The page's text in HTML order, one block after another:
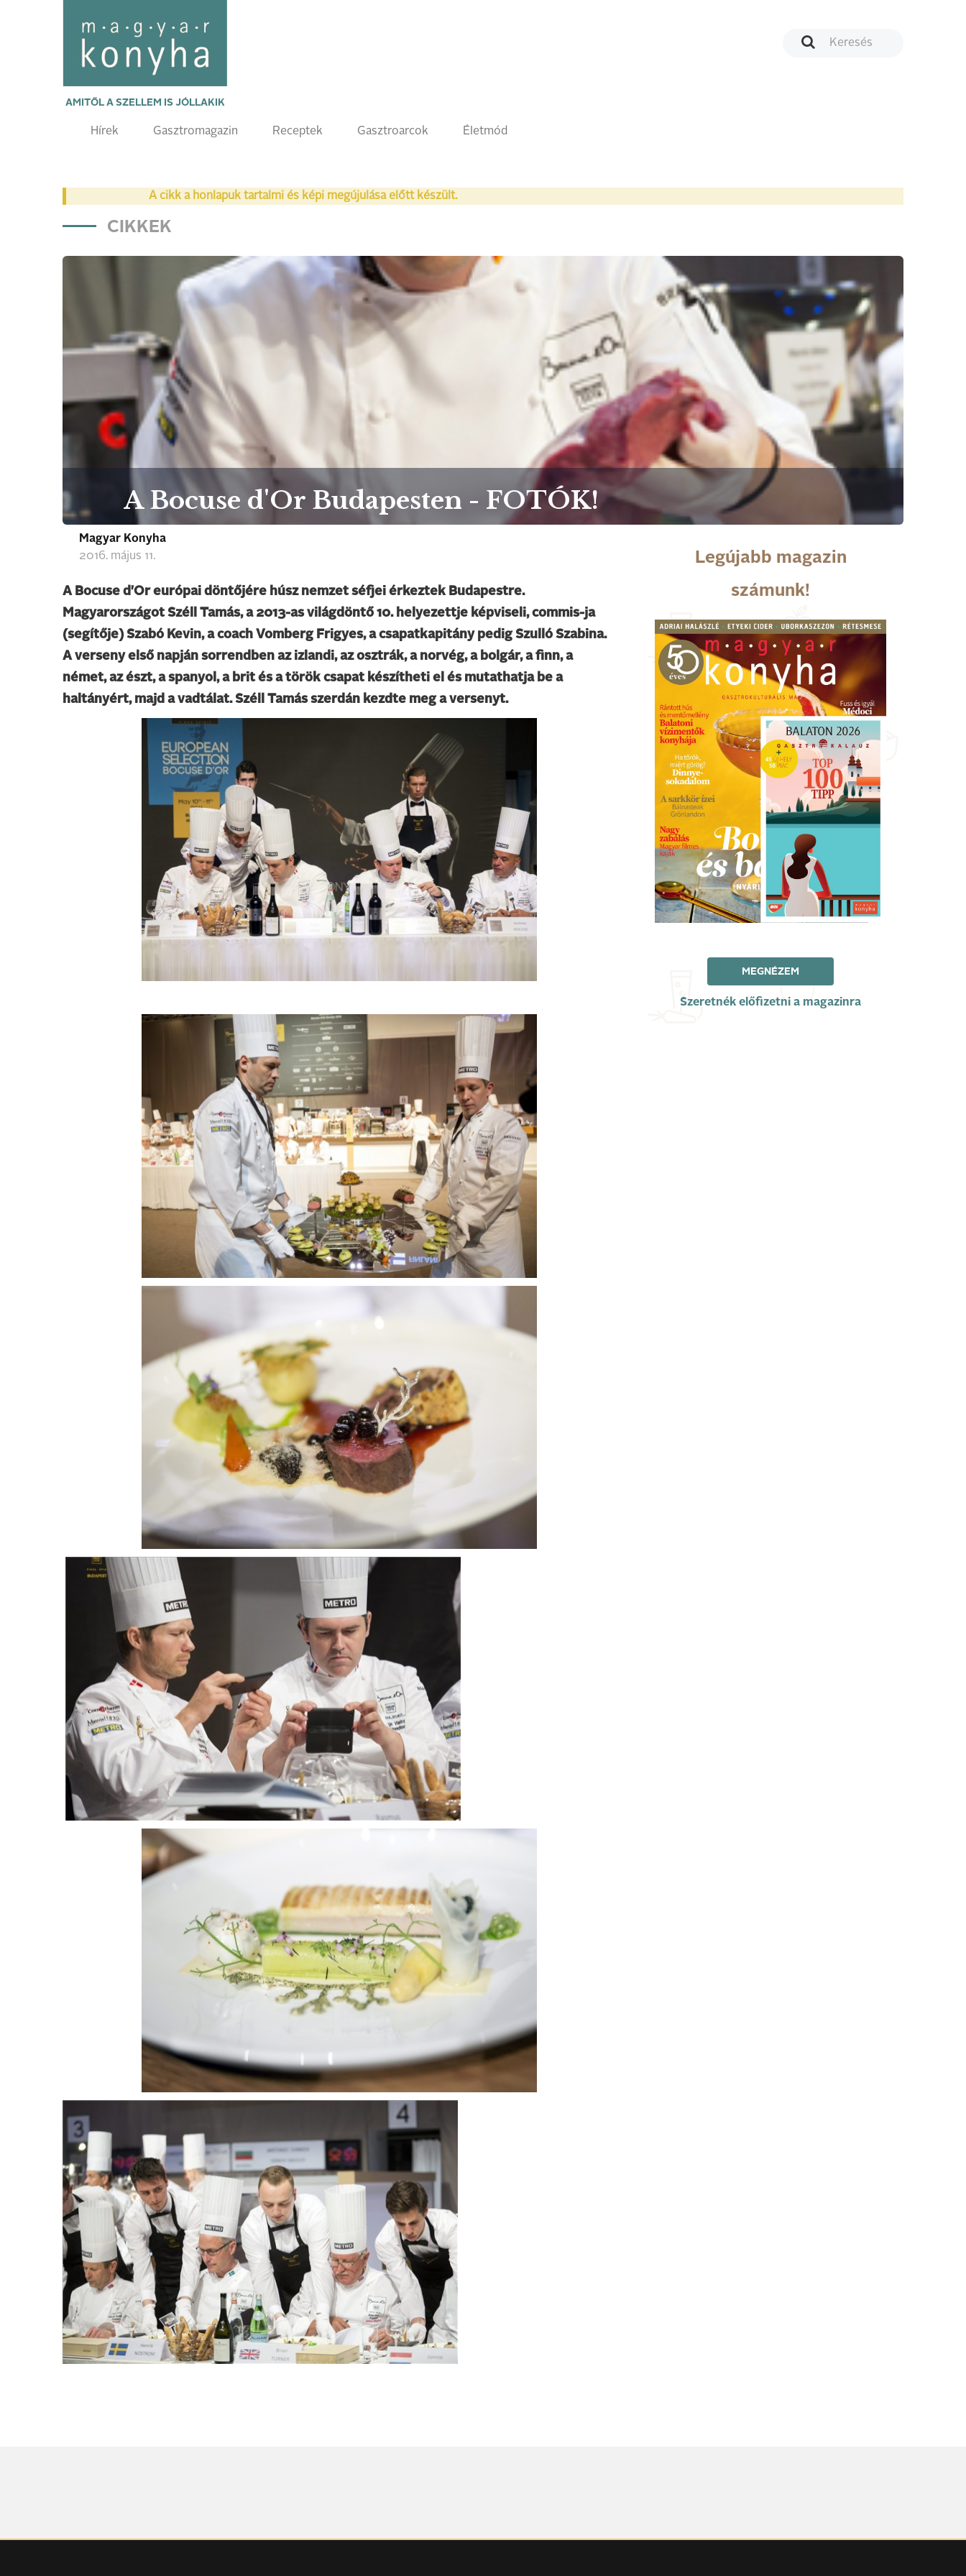
AMITŐL A SZELLEM IS JÓLLAKIK
Hírek Gasztromagazin Receptek Gasztroarcok Életmód
A cikk a honlapuk tartalmi és képi megújulása előtt készült.
CIKKEK
A Bocuse d'Or Budapesten - FOTÓK!
Magyar Konyha
2016. május 11.
A Bocuse d'Or európai döntőjére húsz nemzet séfjei érkeztek Budapestre.
Magyarországot Széll Tamás, a 2013-as világdöntő 10. helyezettje képviseli, commis-ja
(segítője) Szabó Kevin, a coach Vomberg Frigyes, a csapatkapitány pedig Szulló Szabina.
A verseny első napján sorrendben az izlandi, az osztrák, a norvég, a bolgár, a finn, a
német, az észt, a spanyol, a brit és a török csapat készítheti el és mutathatja be a
haltányért, majd a vadtálat. Széll Tamás szerdán kezdte meg a versenyt.
Legújabb magazin
számunk!
MEGNÉZEM
Szeretnék előfizetni a magazinra